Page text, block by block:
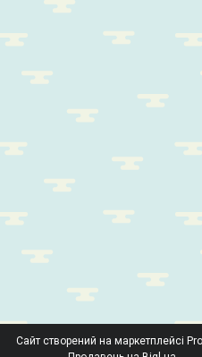
Сайт створений на маркетплейсі